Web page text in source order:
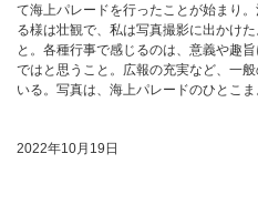
て海上パレードを行ったことが始まり
る様は壮観で、私は写真撮影に出かけ
と。各種行事で感じるのは、意義や趣
ではと思うこと。広報の充実など、一
いる。写真は、海上パレードのひとこま
2022年10月19日